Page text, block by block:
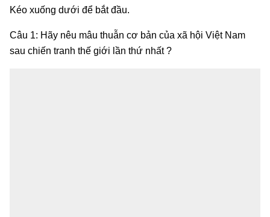
Kéo xuống dưới để bắt đầu.
Câu 1: Hãy nêu mâu thuẫn cơ bản của xã hội Việt Nam
sau chiến tranh thế giới lần thứ nhất ?